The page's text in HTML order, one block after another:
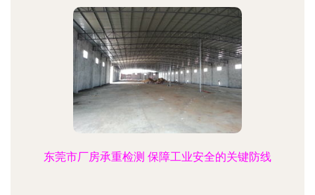
东莞市厂房承重检测 保障工业安全的关键防线